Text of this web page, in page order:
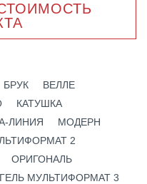
БРУК
ВЕЛЛЕ
КАТУШКА
ЛИНИЯ
МОДЕРН
2
ОРИГОНАЛЬ
МУЛЬТИФОРМАТ 3